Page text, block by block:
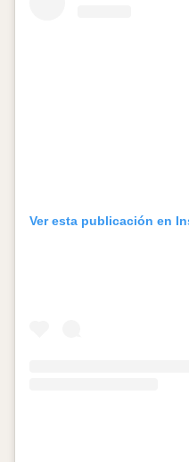
Ver esta publicación en